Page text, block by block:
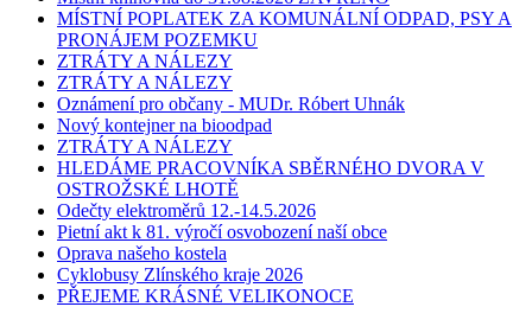
MÍSTNÍ POPLATEK ZA KOMUNÁLNÍ ODPAD, PSY A
PRONÁJEM POZEMKU
ZTRÁTY A NÁLEZY
ZTRÁTY A NÁLEZY
Oznámení pro občany - MUDr. Róbert Uhnák
Nový kontejner na bioodpad
ZTRÁTY A NÁLEZY
HLEDÁME PRACOVNÍKA SBĚRNÉHO DVORA V
OSTROŽSKÉ LHOTĚ
Odečty elektroměrů 12.-14.5.2026
Pietní akt k 81. výročí osvobození naší obce
Oprava našeho kostela
Cyklobusy Zlínského kraje 2026
PŘEJEME KRÁSNÉ VELIKONOCE